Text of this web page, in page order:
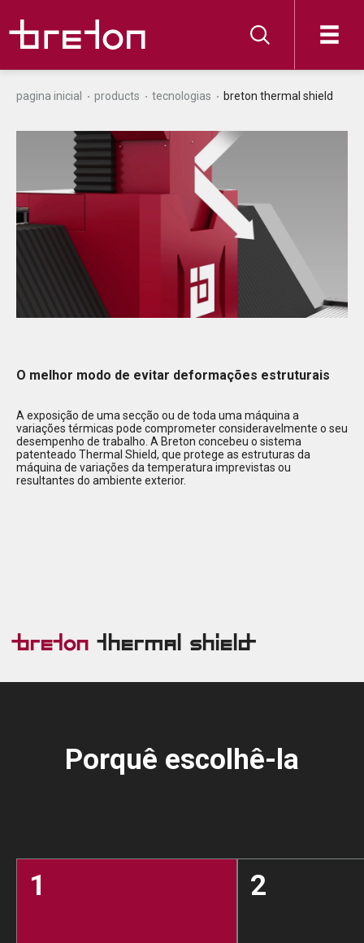
pagina inicial products tecnologias breton thermal shield
O melhor modo de evitar deformações estruturais
A exposição de uma secção ou de toda uma máquina a
variações térmicas pode comprometer consideravelmente o seu
desempenho de trabalho. A Breton concebeu o sistema
patenteado Thermal Shield, que protege as estruturas da
máquina de variações da temperatura imprevistas ou
resultantes do ambiente exterior.
Breton Thermal Shield
Porquê escolhê-la
1 2